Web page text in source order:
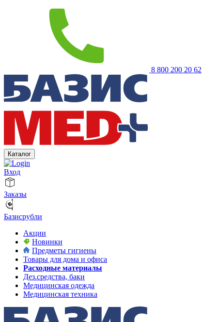
8 800 200 20 62
Каталог
Вход
Заказы
Базисрубли
Акции
Новинки
Предметы гигиены
Товары для дома и офиса
Расходные материалы
Дез.средства, баки
Медицинская одежда
Медицинская техника